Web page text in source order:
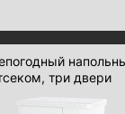
три двери
43А3